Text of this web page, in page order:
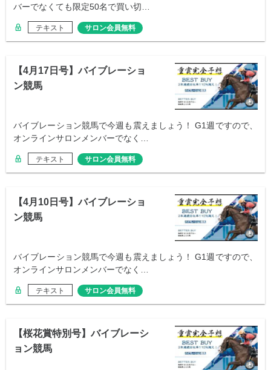
バーでなくても限定50名で買い切…
テキスト サロン会員無料
【4月17日号】バイブレーショ
ン競馬
バイブレーション競馬で今週も震えましょう！ G1週ですので、
オンラインサロンメンバーでなく…
テキスト サロン会員無料
【4月10日号】バイブレーショ
ン競馬
バイブレーション競馬で今週も震えましょう！ G1週ですので、
オンラインサロンメンバーでなく…
テキスト サロン会員無料
【桜花賞特別号】バイブレーシ
ョン競馬